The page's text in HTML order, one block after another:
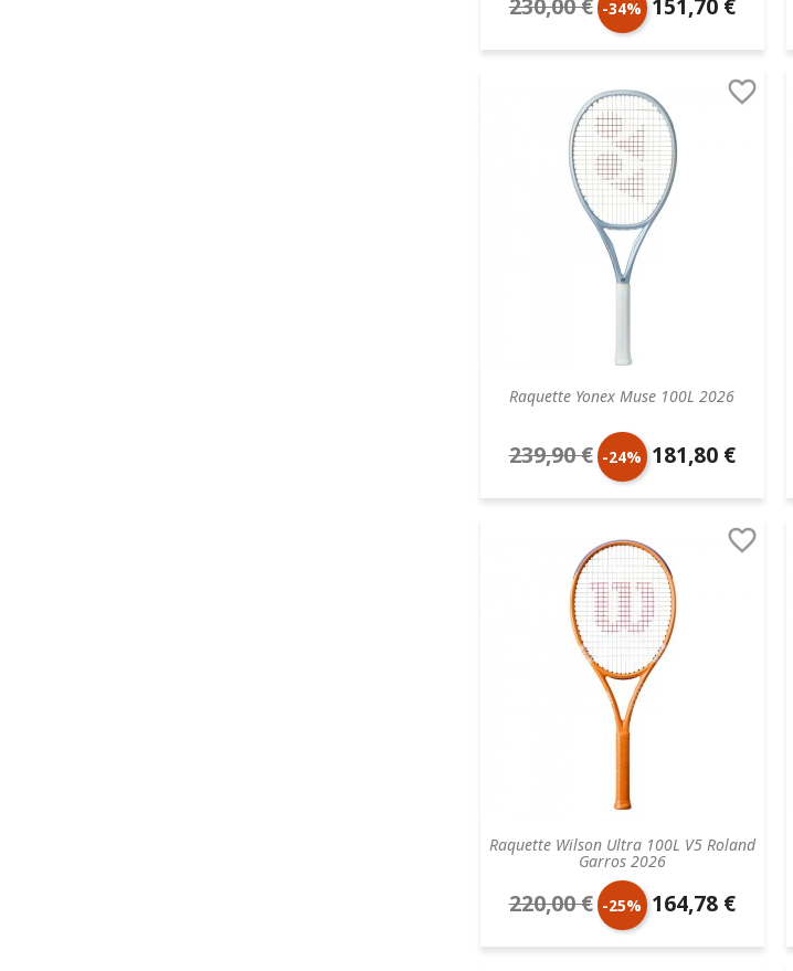
Prix
de
-34% Prix
unitaire
Raquette Yonex Muse 100L 2026

Prix
de
239,90 € -24% Prix
unitaire
181,80 €
Raquette Wilson Ultra 100L V5 Roland
Garros 2026

Prix
de
220,00 € -25% Prix
unitaire
164,78 €